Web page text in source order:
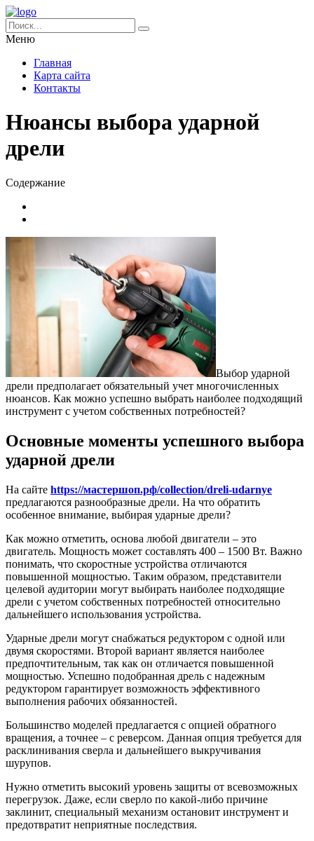
Меню
Главная
Карта сайта
Контакты
Нюансы выбора ударной
дрели
Содержание
Выбор ударной
дрели предполагает обязательный учет многочисленных
нюансов. Как можно успешно выбрать наиболее подходящий
инструмент с учетом собственных потребностей?
Основные моменты успешного выбора
ударной дрели
На сайте https://мастершоп.рф/collection/dreli-udarnye
предлагаются разнообразные дрели. На что обратить
особенное внимание, выбирая ударные дрели?
Как можно отметить, основа любой двигатели – это
двигатель. Мощность может составлять 400 – 1500 Вт. Важно
понимать, что скоростные устройства отличаются
повышенной мощностью. Таким образом, представители
целевой аудитории могут выбирать наиболее подходящие
дрели с учетом собственных потребностей относительно
дальнейшего использования устройства.
Ударные дрели могут снабжаться редуктором с одной или
двумя скоростями. Второй вариант является наиболее
предпочтительным, так как он отличается повышенной
мощностью. Успешно подобранная дрель с надежным
редуктором гарантирует возможность эффективного
выполнения рабочих обязанностей.
Большинство моделей предлагается с опцией обратного
вращения, а точнее – с реверсом. Данная опция требуется для
расклинивания сверла и дальнейшего выкручивания
шурупов.
Нужно отметить высокий уровень защиты от всевозможных
перегрузок. Даже, если сверло по какой-либо причине
заклинит, специальный механизм остановит инструмент и
предотвратит неприятные последствия.